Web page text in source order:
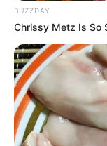
BUZZDAY
Chrissy Metz Is So